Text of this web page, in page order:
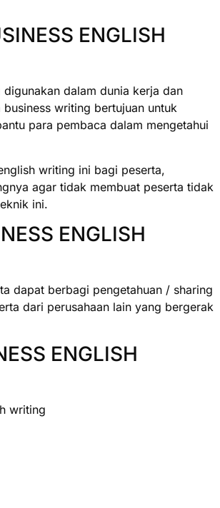
ENGLISH
dalam dunia kerja dan
writing bertujuan untuk
para pembaca dalam mengetahui
writing ini bagi peserta,
agar tidak membuat peserta tidak
ini.
ENGLISH
dapat berbagi pengetahuan / sharing
dari perusahaan lain yang bergerak
ENGLISH
writing